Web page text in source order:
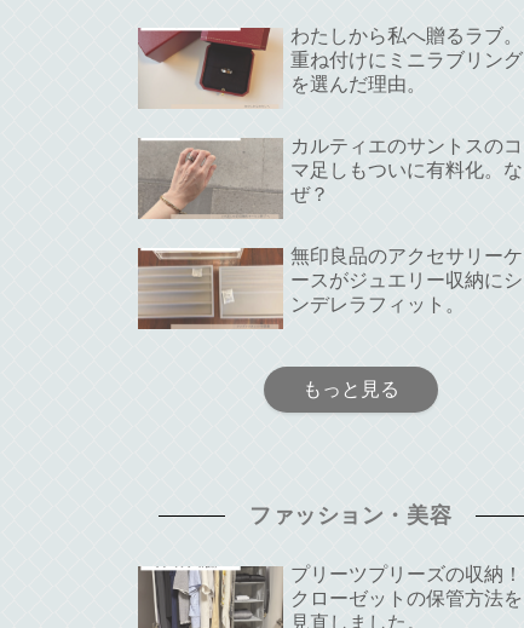
わたしから私へ贈るラブ。
重ね付けにミニラブリング
を選んだ理由。
カルティエのサントスのコ
マ足しもついに有料化。な
ぜ？
無印良品のアクセサリーケ
ースがジュエリー収納にシ
ンデレラフィット。
もっと見る
ファッション・美容
プリーツプリーズの収納！
クローゼットの保管方法を
見直しました。